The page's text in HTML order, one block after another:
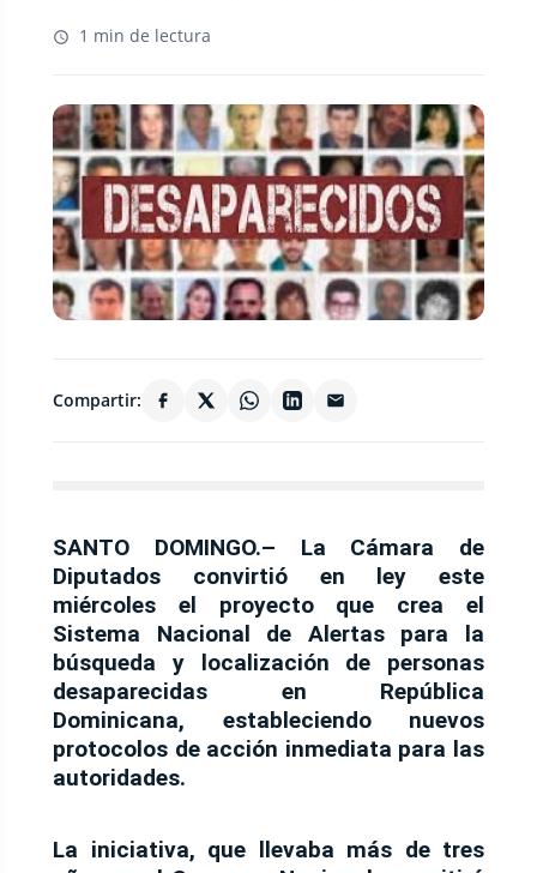
1 min de lectura
Compartir:
SANTO DOMINGO.– La Cámara de
Diputados convirtió en ley este
miércoles el proyecto que crea el
Sistema Nacional de Alertas para la
búsqueda y localización de personas
desaparecidas en República
Dominicana, estableciendo nuevos
protocolos de acción inmediata para las
autoridades.
La iniciativa, que llevaba más de tres